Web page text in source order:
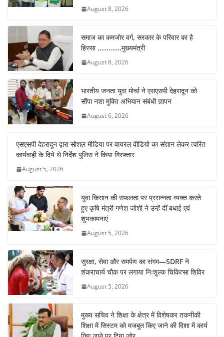
August 8, 2026
समाज का कमजोर वर्ग, सरकार के परिवार का है
हिस्सा ………….मुख्यमंत्री
August 8, 2026
भारतीय जनता युवा मोर्चा ने एसएसपी देहरादून को
सौंपा नशा मुक्ति अभियान संबंधी ज्ञापन
August 6, 2026
एसएसपी देहरादून द्वारा सोशल मीडिया पर वायरल वीडियो का संज्ञान लेकर त्वरित
कार्यवाही के दिये थे निर्देश पुलिस ने किया गिरफ्तार
August 5, 2026
युवा किसान की सफलता पर प्रसन्नता व्यक्त करते
हुए कृषि मंत्री गणेश जोशी ने उन्हें दीं बधाई एवं
शुभकामनाएं
August 5, 2026
सुरक्षा, सेवा और समर्पण का संगम—SDRF ने
शंकराचार्य चौक पर लगाया निःशुल्क चिकित्सा शिविर
August 5, 2026
मुख्य सचिव ने शिक्षा के क्षेत्र में विशेषकर तकनीकी
शिक्षा में सिस्टम को मजबूत किए जाने की दिशा में कार्य